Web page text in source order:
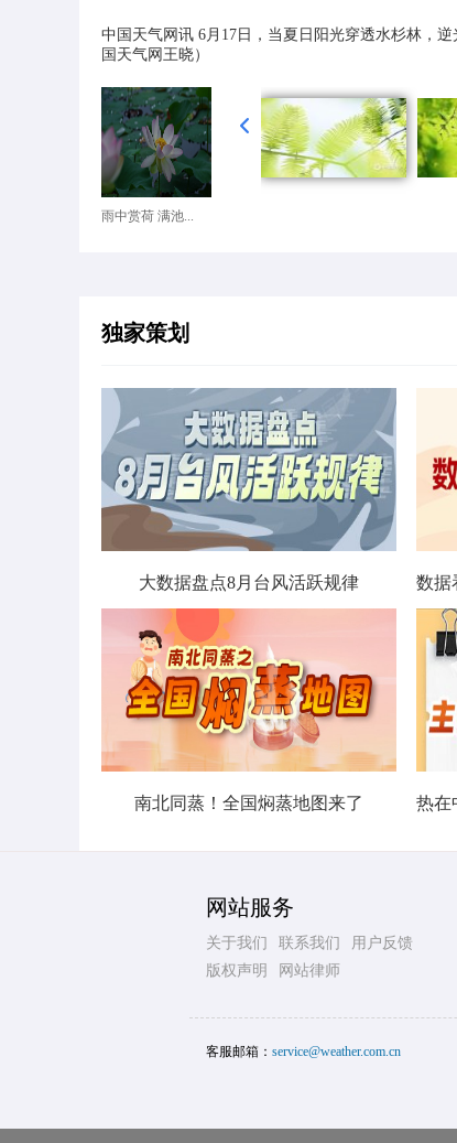
中国天气网讯 6月17日，当夏日阳光穿透水杉林，
国天气网王晓）
雨中赏荷 满池...
独家策划
大数据盘点8月台风活跃规律
南北同蒸！全国焖蒸地图来了
网站服务
关于我们 联系我们
用户反馈
版权声明
网站律师
客服邮箱： service@weather.com.cn